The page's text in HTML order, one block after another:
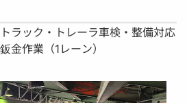
ラック・トレーラ車検・整備対応
金作業（1レーン）